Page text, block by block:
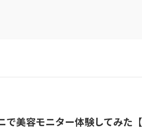
美容モニター体験してみた【